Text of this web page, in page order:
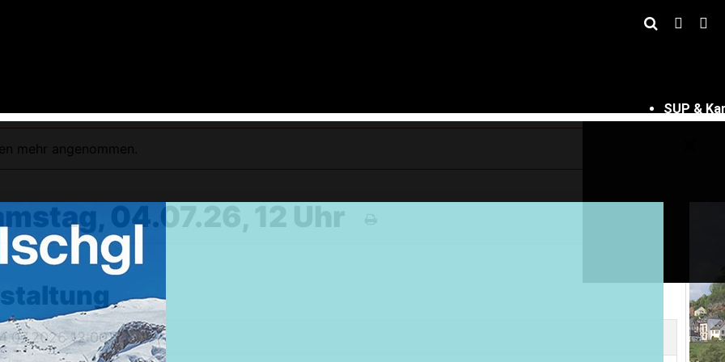
Weekendtrips
Ischgl: Closing 4 Tagestour
Ski & Snowboardservice
Infos Service
Service buchen
SUP &
mehr angenommen.
04.07.26, 12 Uhr
12:00